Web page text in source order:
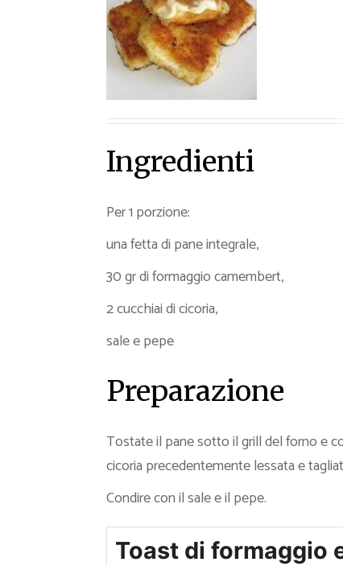
Ricette Piatti unici
Ricette Pesce
Video Ricette
Ingredienti
Per 1 porzione:
una fetta di pane integrale,
30 gr di formaggio camembert,
2 cucchiai di cicoria,
sale e pepe
Preparazione
Tostate il pane sotto il grill del forno e
cicoria precedentemente lessata e
Condire con il sale e il pepe.
Toast di formaggio